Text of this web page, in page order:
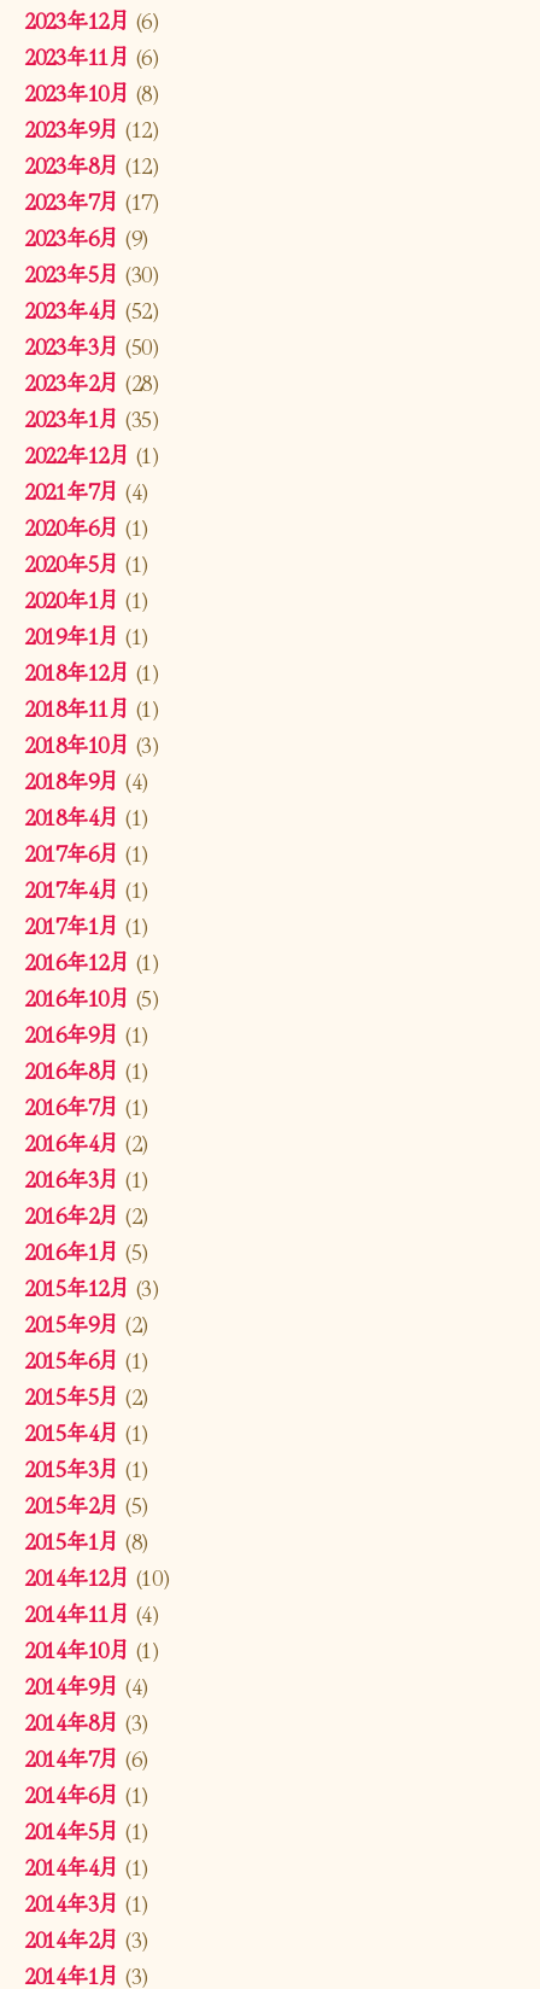
2023年12月 (6)
2023年11月 (6)
2023年10月 (8)
2023年9月 (12)
2023年8月 (12)
2023年7月 (17)
2023年6月 (9)
2023年5月 (30)
2023年4月 (52)
2023年3月 (50)
2023年2月 (28)
2023年1月 (35)
2022年12月 (1)
2021年7月 (4)
2020年6月 (1)
2020年5月 (1)
2020年1月 (1)
2019年1月 (1)
2018年12月 (1)
2018年11月 (1)
2018年10月 (3)
2018年9月 (4)
2018年4月 (1)
2017年6月 (1)
2017年4月 (1)
2017年1月 (1)
2016年12月 (1)
2016年10月 (5)
2016年9月 (1)
2016年8月 (1)
2016年7月 (1)
2016年4月 (2)
2016年3月 (1)
2016年2月 (2)
2016年1月 (5)
2015年12月 (3)
2015年9月 (2)
2015年6月 (1)
2015年5月 (2)
2015年4月 (1)
2015年3月 (1)
2015年2月 (5)
2015年1月 (8)
2014年12月 (10)
2014年11月 (4)
2014年10月 (1)
2014年9月 (4)
2014年8月 (3)
2014年7月 (6)
2014年6月 (1)
2014年5月 (1)
2014年4月 (1)
2014年3月 (1)
2014年2月 (3)
2014年1月 (3)